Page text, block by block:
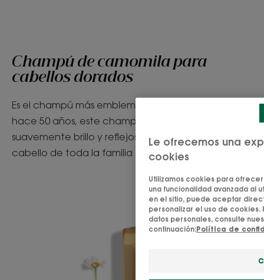
Champú de camomila para
cabellos dorados
Es el champú más emblemático de Klorane. Desde
hace 50 años, este champú con camomila aporta
suavemente brillo y reflejos rubios naturales al
cabello de toda la familia a partir de los 3 años.
Le ofrecemos una
cookies
Utilizamos cookies para
una funcionalidad avanzada al
en el sitio, puede aceptar
personalizar el uso de
datos personales, consulte
continuación:Política de